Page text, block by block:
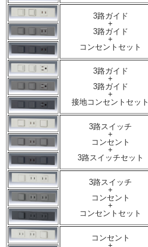
3路ガイド
+
3路ガイド
+
コンセントセット
3路ガイド
+
3路ガイド
+
接地コンセントセット
3路スイッチ
+
コンセント
+
3路スイッチセット
3路スイッチ
+
コンセント
+
コンセントセット
コンセント